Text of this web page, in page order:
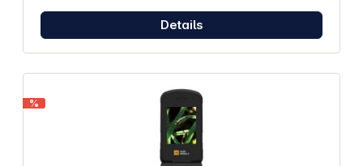
LC Display mit Hintergrundbeleuchtung
Batteriestandsanzeige 10 wählbare Ruhtöne
Schnellladegerät (3 Stunden) Vibrationsalarm
Zweikanalüberwachung Tastensperre Baby-Sitter-
x 35 mm Farbe: schwarz / orange
Details
%